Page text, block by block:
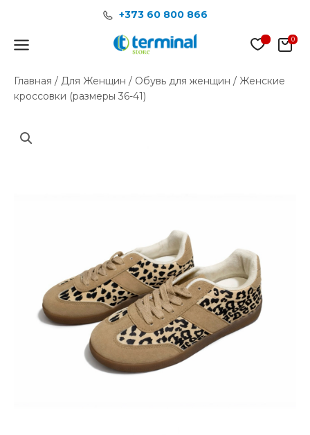
содержимому
+373 60 800 866
Main
Главная / Для Женщин / Обувь для женщин / Женские
кроссовки (размеры 36-41)
Женские